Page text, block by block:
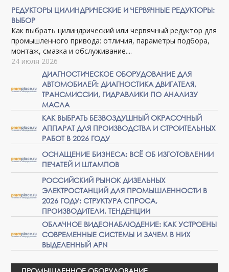
РЕДУКТОРЫ ЦИЛИНДРИЧЕСКИЕ И ЧЕРВЯЧНЫЕ РЕДУКТОРЫ:
ВЫБОР
Как выбрать цилиндрический или червячный редуктор для
промышленного привода: отличия, параметры подбора,
монтаж, смазка и обслуживание....
24 июля 2026
ДИАГНОСТИЧЕСКОЕ ОБОРУДОВАНИЕ ДЛЯ
АВТОМОБИЛЕЙ: ДИАГНОСТИКА ДВИГАТЕЛЯ,
ТРАНСМИССИИ, ГИДРАВЛИКИ ПО АНАЛИЗУ
МАСЛА
КАК ВЫБРАТЬ БЕЗВОЗДУШНЫЙ ОКРАСОЧНЫЙ
АППАРАТ ДЛЯ ПРОИЗВОДСТВА И СТРОИТЕЛЬНЫХ
РАБОТ В 2026 ГОДУ
ОСНАЩЕНИЕ БИЗНЕСА: ВСЁ ОБ ИЗГОТОВЛЕНИИ
ПЕЧАТЕЙ И ШТАМПОВ
РОССИЙСКИЙ РЫНОК ДИЗЕЛЬНЫХ
ЭЛЕКТРОСТАНЦИЙ ДЛЯ ПРОМЫШЛЕННОСТИ В
2026 ГОДУ: СТРУКТУРА СПРОСА,
ПРОИЗВОДИТЕЛИ, ТЕНДЕНЦИИ
ОБЛАЧНОЕ ВИДЕОНАБЛЮДЕНИЕ: КАК УСТРОЕНЫ
СОВРЕМЕННЫЕ СИСТЕМЫ И ЗАЧЕМ В НИХ
ВЫДЕЛЕННЫЙ APN